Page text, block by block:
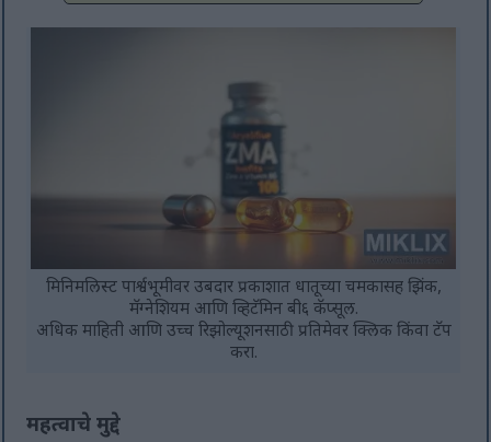
मिनिमलिस्ट पार्श्वभूमीवर उबदार प्रकाशात धातूच्या चमकासह झिंक,
मॅग्नेशियम आणि व्हिटॅमिन बी६ कॅप्सूल.
अधिक माहिती आणि उच्च रिझोल्यूशनसाठी प्रतिमेवर क्लिक किंवा टॅप
करा.
महत्वाचे मुद्दे